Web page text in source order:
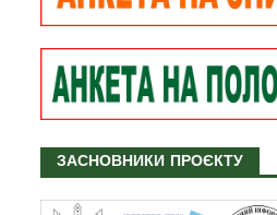
ЗАСНОВНИКИ ПРОЄКТУ